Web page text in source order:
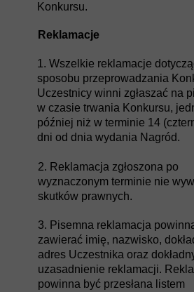
Konkursu.
Reklamacje
1. Wszelkie reklamacje
sposobu przeprowadzania
Uczestnicy winni zgłaszać na
w czasie trwania Konkursu,
później niż w terminie 14
dni od dnia wydania Nagród.
2. Reklamacja zgłoszona po
wyznaczonym terminie nie
skutków prawnych.
3. Pisemna reklamacja
zawierać imię, nazwisko,
adres Uczestnika oraz
uzasadnienie reklamacji.
powinna być przesłana listem